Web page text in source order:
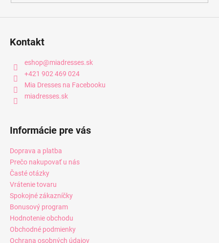
Kontakt
eshop@miadresses.sk
+421 902 469 024
Mia Dresses na Facebooku
miadresses.sk
Informácie pre vás
Doprava a platba
Prečo nakupovať u nás
Časté otázky
Vrátenie tovaru
Spokojné zákazníčky
Bonusový program
Hodnotenie obchodu
Obchodné podmienky
Ochrana osobných údajov